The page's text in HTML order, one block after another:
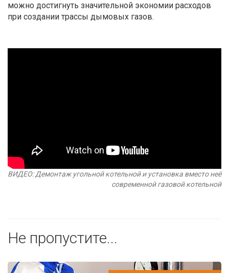
можно достигнуть значительной экономии расходов
при создании трассы дымовых газов.
ВИДЕО: Демонтаж угольной котельной и установка вместо неё
современной газовой котельной
Не пропустите...